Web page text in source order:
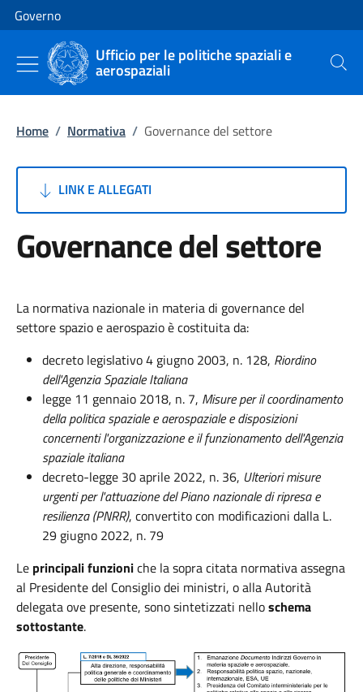
Vai al contenuto
Vai alla navigazione del sito
Governo
Ufficio per le politiche spaziali e
aerospaziali Cerca
Home / Normativa / Governance del settore
LINK E ALLEGATI
Governance del settore
La normativa nazionale in materia di governance del
settore spazio e aerospazio è costituita da:
decreto legislativo 4 giugno 2003, n. 128, Riordino
dell'Agenzia Spaziale Italiana
legge 11 gennaio 2018, n. 7, Misure per il coordinamento
della politica spaziale e aerospaziale e disposizioni
concernenti l'organizzazione e il funzionamento dell'Agenzia
spaziale italiana
decreto-legge 30 aprile 2022, n. 36, Ulteriori misure
urgenti per l'attuazione del Piano nazionale di ripresa e
resilienza (PNRR), convertito con modificazioni dalla L.
29 giugno 2022, n. 79
Le principali funzioniche la sopra citata normativa assegna
al Presidente del Consiglio dei ministri, o alla Autorità
delegata ove presente, sono sintetizzati nelloschema
sottostante.